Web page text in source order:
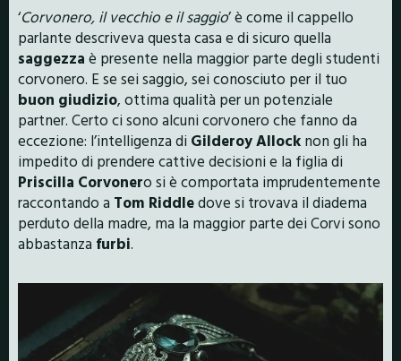
‘Corvonero, il vecchio e il saggio’ è come il cappello
parlante descriveva questa casa e di sicuro quella
saggezza è presente nella maggior parte degli studenti
corvonero. E se sei saggio, sei conosciuto per il tuo
buon giudizio, ottima qualità per un potenziale
partner. Certo ci sono alcuni corvonero che fanno da
eccezione: l’intelligenza di Gilderoy Allock non gli ha
impedito di prendere cattive decisioni e la figlia di
Priscilla Corvonero si è comportata imprudentemente
raccontando a Tom Riddledove si trovava il diadema
perduto della madre, ma la maggior parte dei Corvi sono
abbastanza furbi.